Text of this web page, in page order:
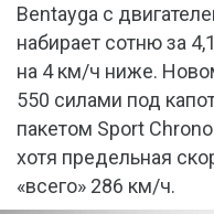
Bentayga с
набирает сотню за
на 4 км/ч ниже.
550 силами под
пакетом Sport
хотя предельная
«всего» 286 км/ч.